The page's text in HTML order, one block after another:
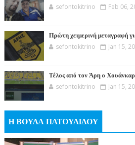
sefontokitrino Feb 06,
Πρώτη χειμερινή μεταγραφή
sefontokitrino Jan 15,
Τέλος από τον Άρη ο Χουάνκαρ
sefontokitrino Jan 15,
Η ΒΟΥΛΑ ΠΑΤΟΥΛΙΔΟΥ